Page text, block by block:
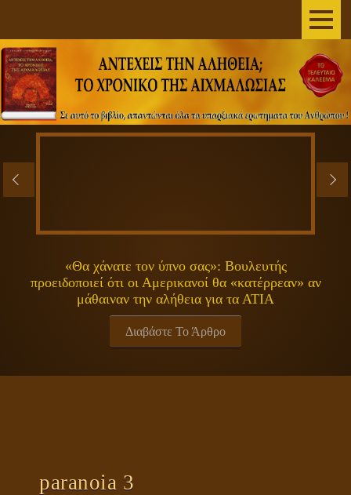
«Θα χάνατε τον ύπνο σας»: Βουλευτής
προειδοποιεί ότι οι Αμερικανοί θα «κατέρρεαν» αν
μάθαιναν την αλήθεια για τα ΑΤΙΑ
Διαβάστε Το Άρθρο
AΡΧΙΚΗ
ΣΥΓΓΡΑΦΕΑΣ
ΠΝΕΥΜΑΤΙΚΟΤΗΤΑ
ΕΚΠΟΜΠΕΣ
ΓΕΝΙΚΑ
ΚΛΕΙΔΙΑ
paranoia 3